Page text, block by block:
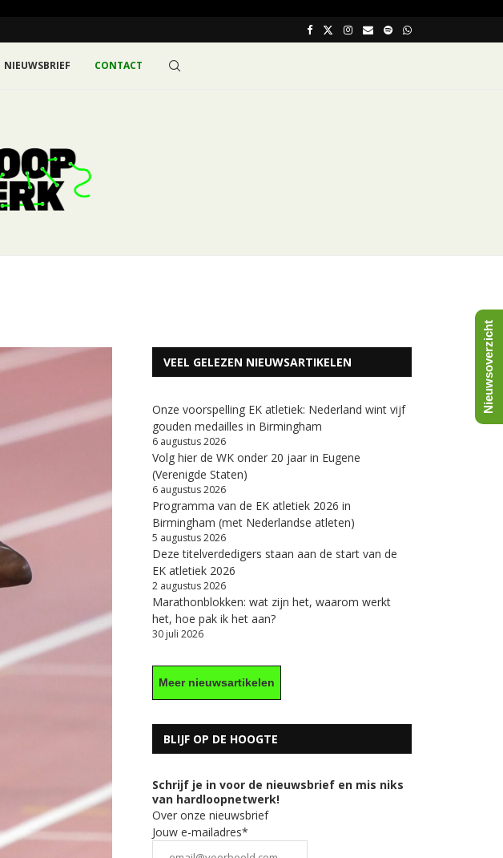
NIEUWSBRIEF CONTACT
VEEL GELEZEN NIEUWSARTIKELEN
Onze voorspelling EK atletiek: Nederland wint vijf
gouden medailles in Birmingham
6 augustus 2026
Volg hier de WK onder 20 jaar in Eugene
(Verenigde Staten)
6 augustus 2026
Programma van de EK atletiek 2026 in
Birmingham (met Nederlandse atleten)
5 augustus 2026
Deze titelverdedigers staan aan de start van de
EK atletiek 2026
2 augustus 2026
Marathonblokken: wat zijn het, waarom werkt
het, hoe pak ik het aan?
30 juli 2026
Meer nieuwsartikelen
BLIJF OP DE HOOGTE
Schrijf je in voor de nieuwsbrief en mis niks
van hardloopnetwerk!
Over onze nieuwsbrief
Jouw e-mailadres*
Nieuwsoverzicht